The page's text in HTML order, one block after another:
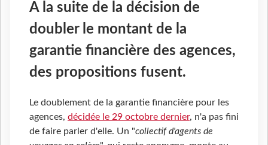
A la suite de la décision de
doubler le montant de la
garantie financière des agences,
des propositions fusent.
Le doublement de la garantie financière pour les
agences, décidée le 29 octobre dernier, n'a pas fini
de faire parler d'elle. Un "collectif d'agents de